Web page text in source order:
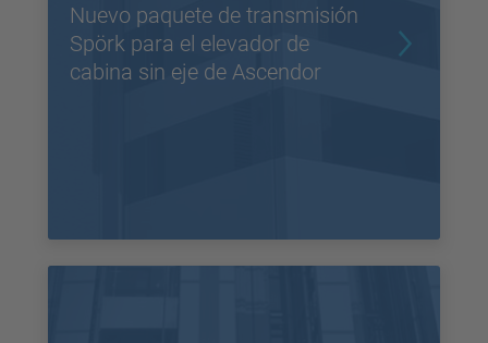
Nuevo paquete de transmisión
Spörk para el elevador de
cabina sin eje de Ascendor